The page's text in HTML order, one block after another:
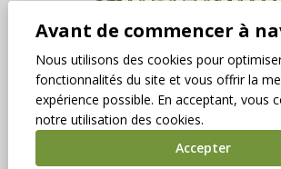
Avant de commencer à
Nous utilisons des cookies pour
fonctionnalités du site et vous offrir la
expérience possible. En acceptant, vous
notre utilisation des cookies.
Accepter